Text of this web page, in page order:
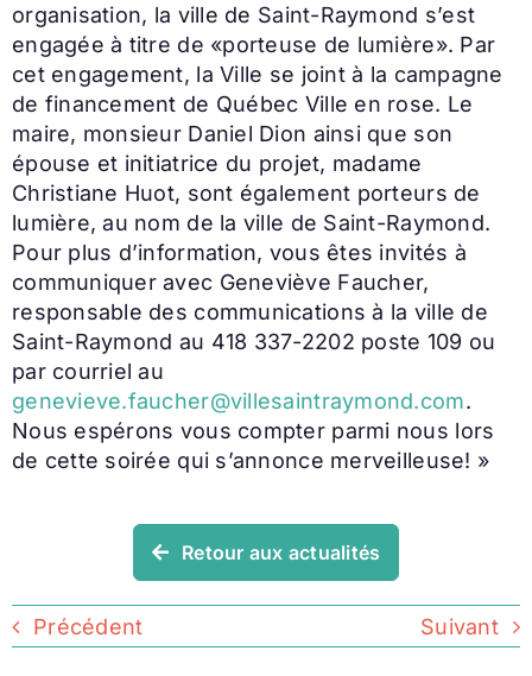
organisation, la ville de Saint-Raymond s’est
engagée à titre de «porteuse de lumière». Par
cet engagement, la Ville se joint à la campagne
de financement de Québec Ville en rose. Le
maire, monsieur Daniel Dion ainsi que son
épouse et initiatrice du projet, madame
Christiane Huot, sont également porteurs de
lumière, au nom de la ville de Saint-Raymond.
Pour plus d’information, vous êtes invités à
communiquer avec Geneviève Faucher,
responsable des communications à la ville de
Saint-Raymond au 418 337-2202 poste 109 ou
par courriel au
genevieve.faucher@villesaintraymond.com.
Nous espérons vous compter parmi nous lors
de cette soirée qui s’annonce merveilleuse! »
Retour aux actualités
Précédent Suivant